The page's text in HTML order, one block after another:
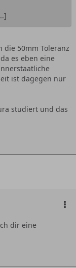
50mm Toleranz
es eben eine
ist dagegen nur
studiert und das
dir eine